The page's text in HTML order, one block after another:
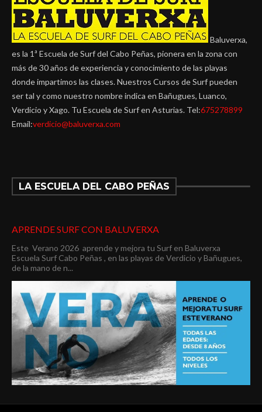
Baluverxa,
es la 1ª Escuela de Surf del Cabo Peñas, pionera en la zona con
más de 30 años de experiencia y conocimiento de las playas
donde impartimos las clases. Nuestros Cursos de Surf pueden
ser tal y como nuestro nombre indica en Bañugues, Luanco,
Verdicio y Xago. Tu Escuela de Surf en Asturias. Tel:675278899
Email:verdicio@baluverxa.com
LA ESCUELA DEL CABO PEÑAS
APRENDE SURF CON BALUVERXA
Este Verano 2026 aprende y mejora tu Surf en Baluverxa
Escuela Surf Cabo Peñas , en las playas de Verdicio y Bañugues,
de la mano de n...